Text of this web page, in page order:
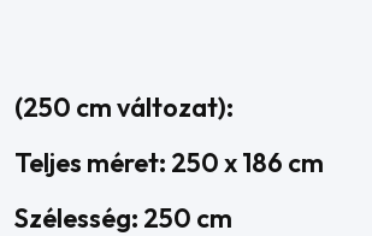
(250 cm változat):
Teljes méret: 250 x 186 cm
Szélesség: 250 cm